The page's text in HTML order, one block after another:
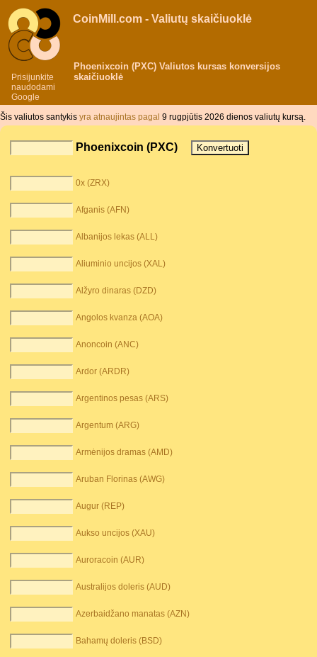
Prisijunkite
naudodami
Google
CoinMill.com - Valiutų skaičiuoklė
Phoenixcoin (PXC) Valiutos kursas konversijos
skaičiuoklė
Šis valiutos santykis yra atnaujintas pagal 9 rugpjūtis 2026 dienos valiutų kursą.
Phoenixcoin (PXC)
0x (ZRX)
Afganis (AFN)
Albanijos lekas (ALL)
Aliuminio uncijos (XAL)
Alžyro dinaras (DZD)
Angolos kvanza (AOA)
Anoncoin (ANC)
Ardor (ARDR)
Argentinos pesas (ARS)
Argentum (ARG)
Armėnijos dramas (AMD)
Aruban Florinas (AWG)
Augur (REP)
Aukso uncijos (XAU)
Auroracoin (AUR)
Australijos doleris (AUD)
Azerbaidžano manatas (AZN)
Bahamų doleris (BSD)